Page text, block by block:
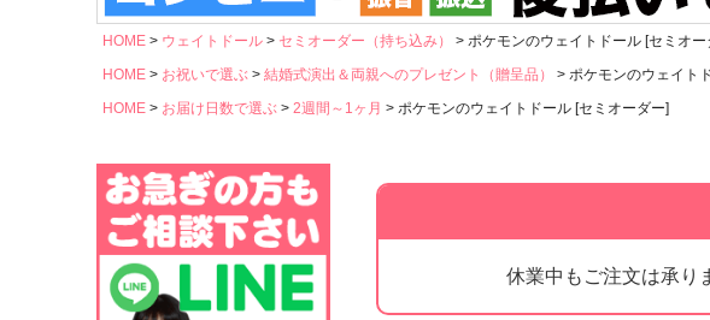
HOME ウェイトドール セミオーダー（持ち込み）
ポケモンのウェイトドール [セミオー
HOME
お祝いで選ぶ 結婚式演出＆両親へのプレゼント（贈呈品）
ポケモンのウェイト
HOME
お届け日数で選ぶ 2週間～1ヶ月 ポケモンのウェイトドール [セミオーダー]
休業中もご注文は承り